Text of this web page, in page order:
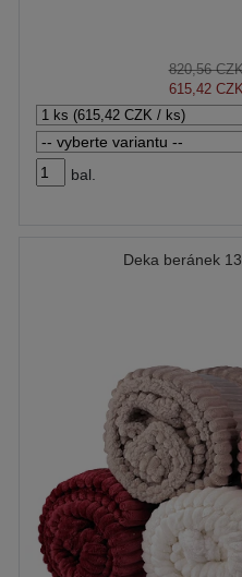
820,56
615,42 CZK
bal.
Deka beránek